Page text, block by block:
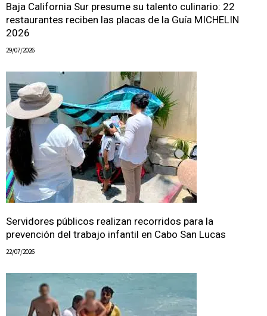
Baja California Sur presume su talento culinario: 22
restaurantes reciben las placas de la Guía MICHELIN
2026
29/07/2026
Servidores públicos realizan recorridos para la
prevención del trabajo infantil en Cabo San Lucas
22/07/2026